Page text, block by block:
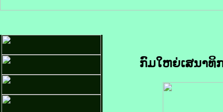
ກົມໃຫຍ່ເສນາທິ